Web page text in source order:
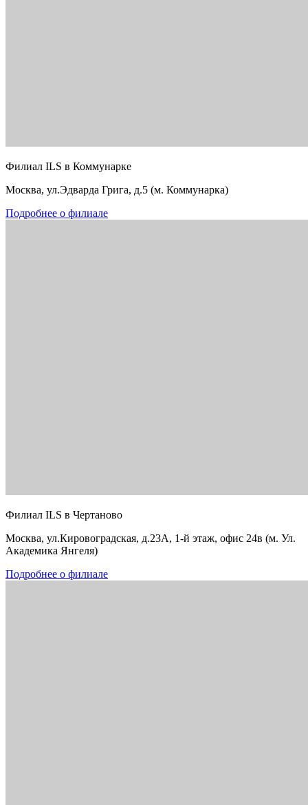
Филиал ILS в Коммунарке
Москва, ул.Эдварда Грига, д.5 (м. Коммунарка)
Подробнее о филиале
Филиал ILS в Чертаново
Москва, ул.Кировоградская, д.23А, 1-й этаж, офис 24в (м. Ул.
Академика Янгеля)
Подробнее о филиале